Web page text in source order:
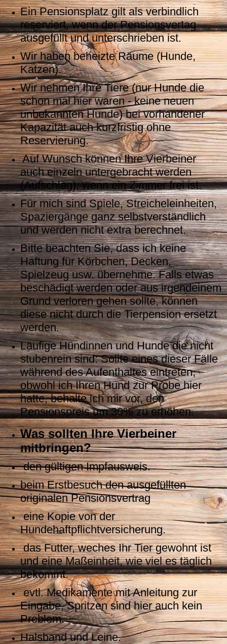
Ein Pensionsplatz gilt als verbindlich
reserviert, wenn der Pensionsvertag
ausgefüllt und unterschrieben ist.
Wir haben beheizte Räume (Hunde,
Katzen).
Wir nehmen Ihre Tiere (nur Hunde die
schon mal hier waren - keine neuen
unbekannten Hunde) bei vorhandener
Kapazität auch kurzfristig ohne
Reservierung.
Auf Wunsch können Ihre Vierbeiner
auch einzeln untergebracht werden
(Aufschlag), wenn ein Zimmer frei ist.
Für mich sind Spiele, Streicheleinheiten,
Spaziergänge ganz selbstverständlich
und werden nicht extra berechnet.
Bitte beachten Sie, dass ich keine
Haftung für Körbchen, Decken,
Spielzeug usw. übernehme. Falls etwas
beschädigt werden oder aus irgendeinem
Grund verloren gehen sollte, können
diese nicht durch die Tierpension ersetzt
werden.
Läufige Hündinnen und Hunde die nicht
stubenrein sind: Sollte eines dieser Fälle
während des Aufenthaltes eintreten,
obwohl ich Ihren Hund zur Probe hier
hatte, behalte ich mir vor, den
Pensionspreis um 30% zu erhöhen.
Was sollten Ihre Vierbeiner
mitbringen?
den gültigen Impfausweis.
beim Erstbesuch den ausgefüllten
originalen Pensionsvertrag
eine Kopie von der
Hundehaftpflichtversicherung.
das Futter, weches Ihr Tier gewohnt ist
und eine Maßeinheit, wie viel es täglich
bekommt.
evtl. Medikamente mit Anleitung zur
Eingabe, Spritzen sind hier auch kein
Problem.
Halsband und Leine.